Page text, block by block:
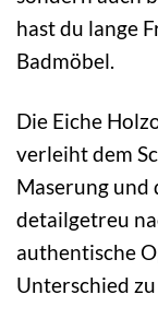
hast du lange
Badmöbel.
Die Eiche
verleiht dem
Maserung und
detailgetreu
authentische
Unterschied